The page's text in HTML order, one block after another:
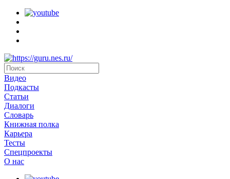
Видео
Подкасты
Статьи
Диалоги
Словарь
Книжная полка
Карьера
Тесты
Спецпроекты
О наc